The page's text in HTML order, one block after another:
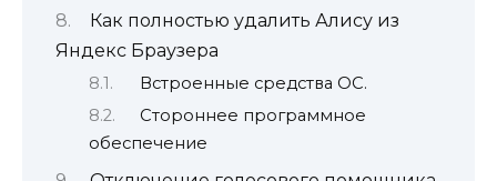
Как полностью удалить Алису из
Яндекс Браузера
Встроенные средства ОС.
Стороннее программное
обеспечение